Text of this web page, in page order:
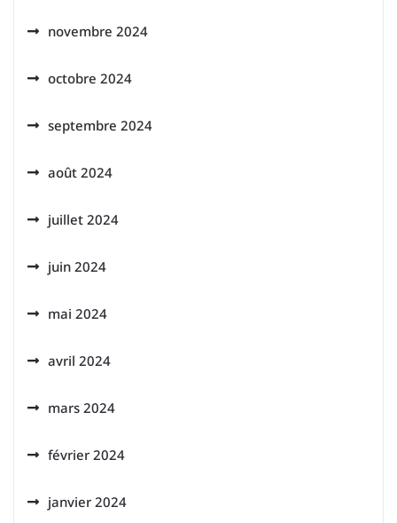
novembre 2024
octobre 2024
septembre 2024
août 2024
juillet 2024
juin 2024
mai 2024
avril 2024
mars 2024
février 2024
janvier 2024